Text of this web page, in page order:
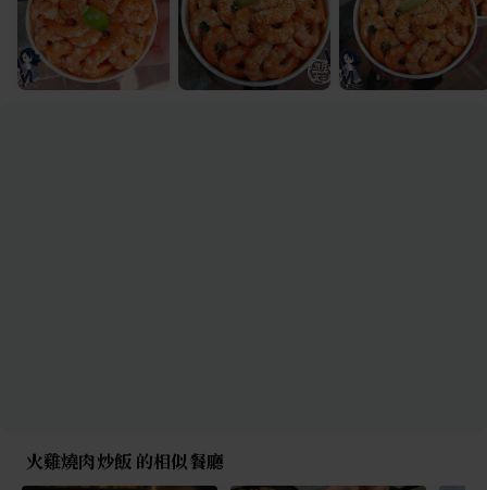
火雞燒肉炒飯 的相似餐廳